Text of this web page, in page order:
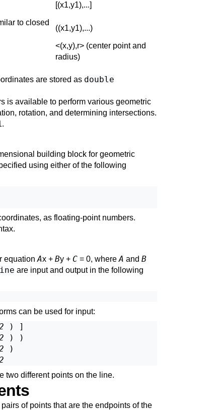
[(x1,y1),...]
to closed
((x1,y1),...)
<(x,y),r> (center point and
radius)
are stored as double
is available to perform various geometric
rotation, and determining intersections.
.
building block for geometric
using either of the following
as floating-point numbers.
equationAx + By + C= 0, whereA and B
are input and output in the following
can be used for input:
) ]
) )
)
two different points on the line.
of points that are the endpoints of the